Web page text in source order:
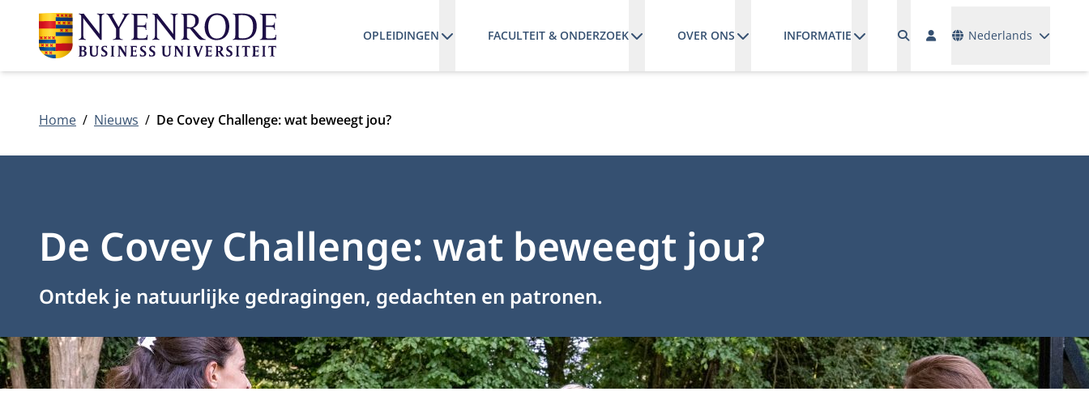
OPLEIDINGEN FACULTEIT & ONDERZOEK OVER ONS INFORMATIE Nederlands
Home Nieuws De Covey Challenge: wat beweegt jou?
De Covey Challenge: wat beweegt jou?
Ontdek je natuurlijke gedragingen, gedachten en patronen.